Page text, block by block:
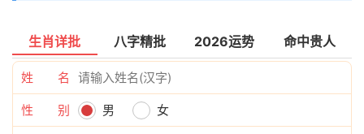
生肖详批 八字精批 2026运势 命中贵人
姓 名
性 别 男 女